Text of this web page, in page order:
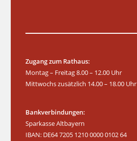
Zugang zum Rathaus:
Montag – Freitag 8.00 – 12.00 Uhr
Mittwochs zusätzlich 14.00 – 18.00 Uhr
Bankverbindungen:
Sparkasse Altbayern
IBAN: DE64 7205 1210 0000 0102 64